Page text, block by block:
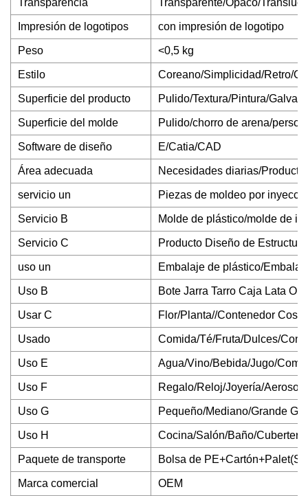
Transparencia Transparente/Opaco/
Impresión de logotipos con impresión de logotipo
Peso <0,5 kg
Estilo Coreano/Simplicidad/Retro/
Superficie del producto Pulido/Textura/Pintura/
Superficie del molde Pulido/chorro de arena/
Software de diseño E/Catia/CAD
Área adecuada Necesidades diarias/
servicio un Piezas de moldeo por
Servicio B Molde de plástico/molde de
Servicio C Producto Diseño de
uso un Embalaje de plástico/
Uso B Bote Jarra Tarro Caja Lata
Usar C Flor/Planta//Contenedor
Usado Comida/Té/Fruta/Dulces/
Uso E Agua/Vino/Bebida/Jugo/
Uso F Regalo/Reloj/Joyería/
Uso G Pequeño/Mediano/Grande
Uso H Cocina/Salón/Baño/Cubertería
Paquete de transporte Bolsa de PE+Cartón+Palet(Si
Marca comercial OEM